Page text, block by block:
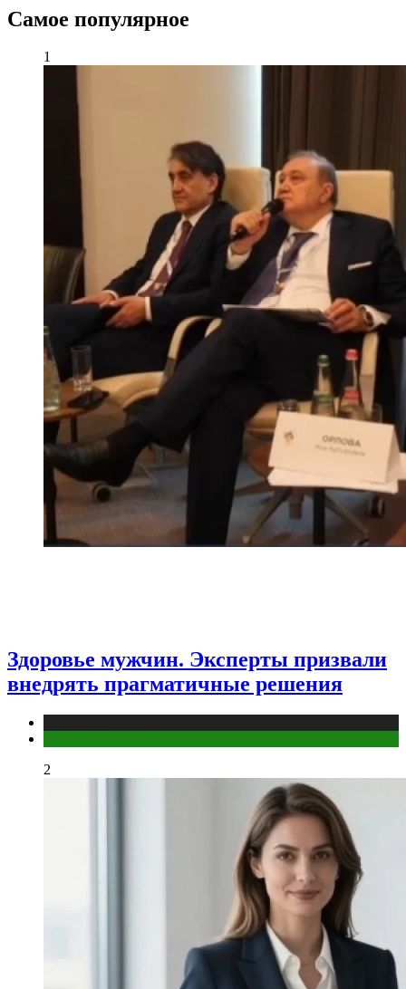
Самое популярное
1
Здоровье мужчин. Эксперты призвали
внедрять прагматичные решения
2